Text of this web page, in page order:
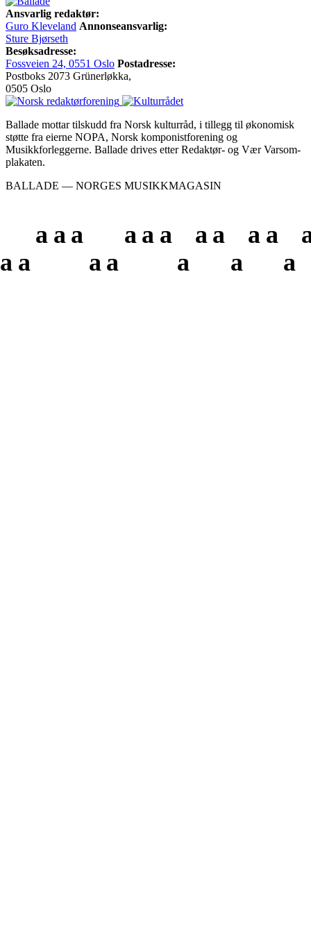
Ansvarlig redaktør:
Guro Kleveland Annonseansvarlig:
Sture Bjørseth
Besøksadresse:
Fossveien 24, 0551 Oslo Postadresse:
Postboks 2073 Grünerløkka,
0505 Oslo
Ballade mottar tilskudd fra Norsk kulturråd, i tillegg til økonomisk
støtte fra eierne NOPA, Norsk komponistforening og
Musikkforleggerne. Ballade drives etter Redaktør- og Vær Varsom-
plakaten.
BALLADE — NORGES MUSIKKMAGASIN
a
a